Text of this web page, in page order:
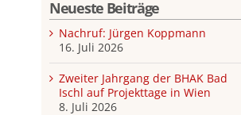
Neueste Beiträge
Nachruf: Jürgen Koppmann
16. Juli 2026
Zweiter Jahrgang der BHAK Bad
Ischl auf Projekttage in Wien
8. Juli 2026